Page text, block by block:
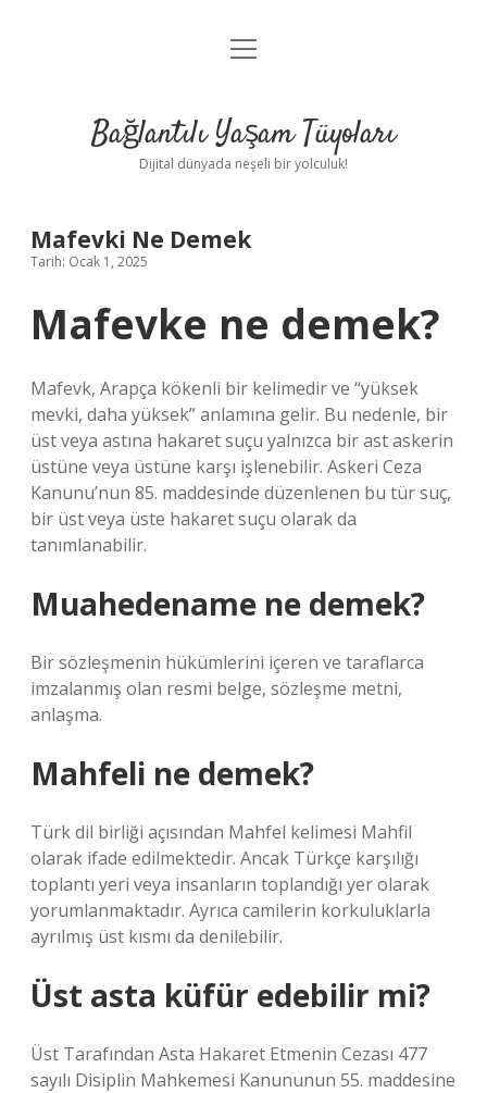
Anasayfa
Yasal Uyarı
menüyü
Bağlantılı Yaşam Tüyoları
Dijital dünyada neşeli bir yolculuk!
Mafevki Ne Demek
Tarih: Ocak 1, 2025
Mafevke ne demek?
Mafevk, Arapça kökenli bir kelimedir ve “yüksek
mevki, daha yüksek” anlamına gelir. Bu nedenle, bir
üst veya astına hakaret suçu yalnızca bir ast askerin
üstüne veya üstüne karşı işlenebilir. Askeri Ceza
Kanunu’nun 85. maddesinde düzenlenen bu tür suç,
bir üst veya üste hakaret suçu olarak da
tanımlanabilir.
Muahedename ne demek?
Bir sözleşmenin hükümlerini içeren ve taraflarca
imzalanmış olan resmi belge, sözleşme metni,
anlaşma.
Mahfeli ne demek?
Türk dil birliği açısından Mahfel kelimesi Mahfil
olarak ifade edilmektedir. Ancak Türkçe karşılığı
toplantı yeri veya insanların toplandığı yer olarak
yorumlanmaktadır. Ayrıca camilerin korkuluklarla
ayrılmış üst kısmı da denilebilir.
Üst asta küfür edebilir mi?
Üst Tarafından Asta Hakaret Etmenin Cezası 477
sayılı Disiplin Mahkemesi Kanununun 55. maddesine